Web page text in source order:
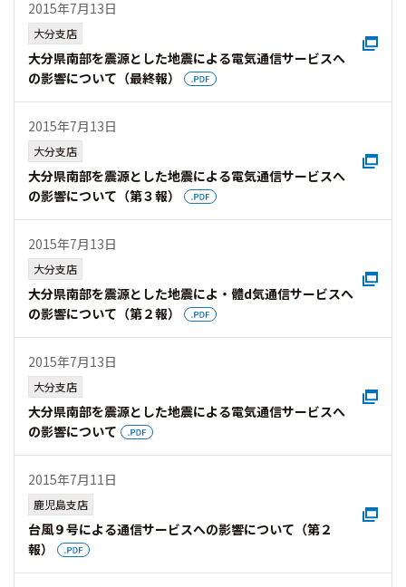
2015年7月13日
大分支店
大分県南部を震源とした地震による電気通信サービスへ
の影響について（最終報）
2015年7月13日
大分支店
大分県南部を震源とした地震による電気通信サービスへ
の影響について（第３報）
2015年7月13日
大分支店
大分県南部を震源とした地震によ・體d気通信サービスへ
の影響について（第２報）
2015年7月13日
大分支店
大分県南部を震源とした地震による電気通信サービスへ
の影響について
2015年7月11日
鹿児島支店
台風９号による通信サービスへの影響について（第２
報）